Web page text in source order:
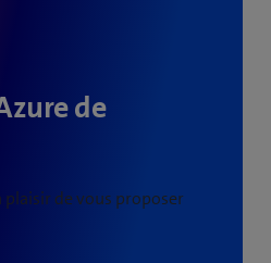
de
plaisir de vous proposer